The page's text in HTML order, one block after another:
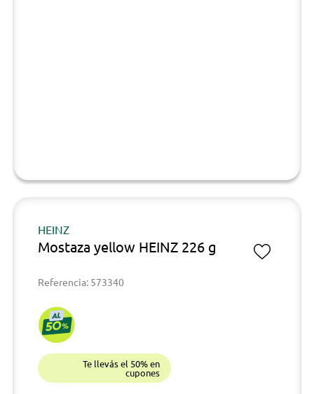
HEINZ
Mostaza yellow HEINZ 226 g
Referencia: 573340
Te llevás el 50% en
cupones